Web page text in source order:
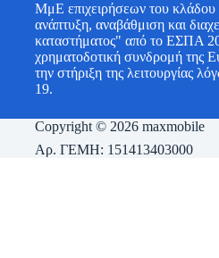
ΜμΕ επιχειρήσεων του κλάδου
ανάπτυξη, αναβάθμιση και
καταστήματος" από το ΕΣΠΑ
χρηματοδοτική συνδρομή της
την στήριξη της λειτουργίας
19.
Copyright © 2026 maxmobile
Αρ. ΓΕΜΗ: 151413403000